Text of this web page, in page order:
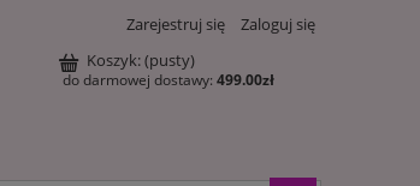
Zarejestruj się
Zaloguj się
Koszyk:(pusty)
do darmowej dostawy: 499.00zł